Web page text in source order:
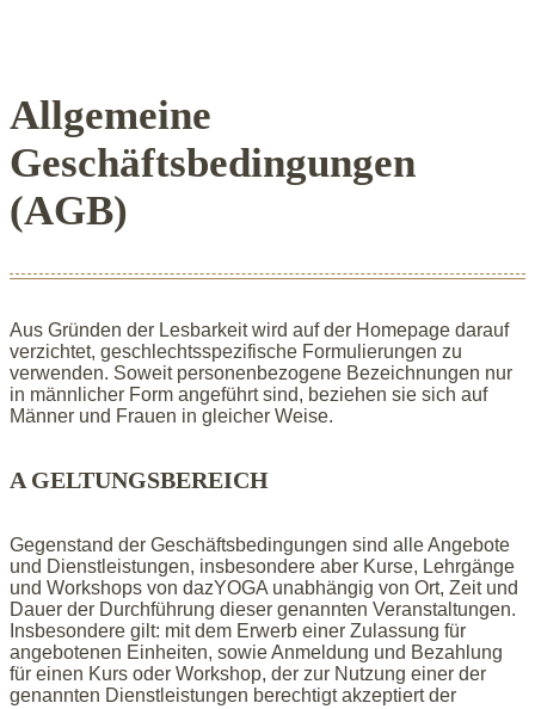
Allgemeine
Geschäftsbedingungen
(AGB)
Aus Gründen der Lesbarkeit wird auf der Homepage darauf
verzichtet, geschlechtsspezifische Formulierungen zu
verwenden. Soweit personenbezogene Bezeichnungen nur
in männlicher Form angeführt sind, beziehen sie sich auf
Männer und Frauen in gleicher Weise.
A GELTUNGSBEREICH
Gegenstand der Geschäftsbedingungen sind alle Angebote
und Dienstleistungen, insbesondere aber Kurse, Lehrgänge
und Workshops von dazYOGA unabhängig von Ort, Zeit und
Dauer der Durchführung dieser genannten Veranstaltungen.
Insbesondere gilt: mit dem Erwerb einer Zulassung für
angebotenen Einheiten, sowie Anmeldung und Bezahlung
für einen Kurs oder Workshop, der zur Nutzung einer der
genannten Dienstleistungen berechtigt akzeptiert der